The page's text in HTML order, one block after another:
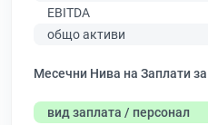
EBITDA
общо активи
Месечни Нива на Заплати за
вид заплата / персонал